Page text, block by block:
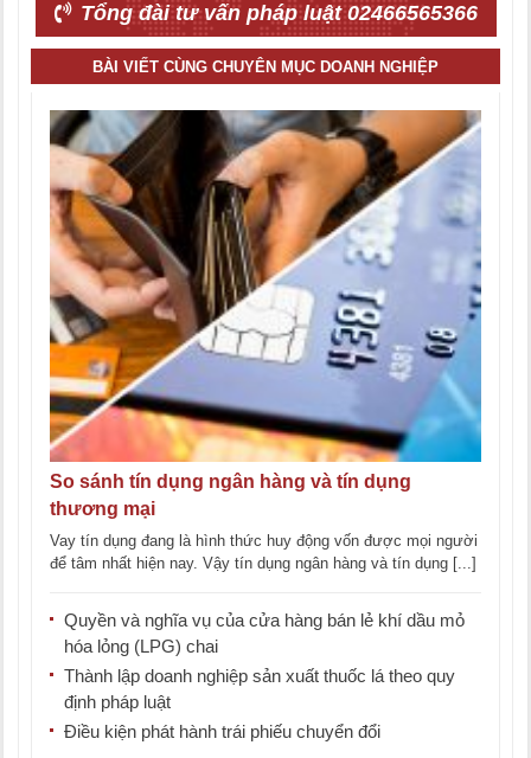
Tổng đài tư vấn pháp luật 02466565366
BÀI VIẾT CÙNG CHUYÊN MỤC DOANH NGHIỆP
So sánh tín dụng ngân hàng và tín dụng
thương mại
Vay tín dụng đang là hình thức huy động vốn được mọi người
để tâm nhất hiện nay. Vậy tín dụng ngân hàng và tín dụng [...]
Quyền và nghĩa vụ của cửa hàng bán lẻ khí dầu mỏ
hóa lỏng (LPG) chai
Thành lập doanh nghiệp sản xuất thuốc lá theo quy
định pháp luật
Điều kiện phát hành trái phiếu chuyển đổi